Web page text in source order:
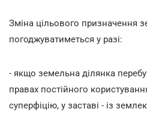
Зміна цільового призначення
погоджуватиметься у разі:
- якщо земельна ділянка
правах постійного
суперфіцію, у заставі - із